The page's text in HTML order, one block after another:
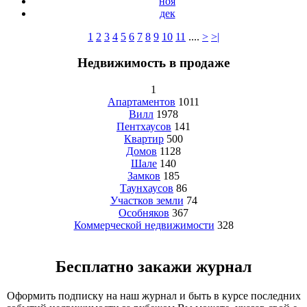
дек
1 2 3 4 5 6 7 8 9 10 11 .... > >|
Недвижимость в продаже
1
Апартаментов 1011
Вилл 1978
Пентхаусов 141
Квартир 500
Домов 1128
Шале 140
Замков 185
Таунхаусов 86
Участков земли 74
Особняков 367
Коммерческой недвижимости 328
Бесплатно закажи журнал
Оформить подписку на наш журнал и быть в курсе последних